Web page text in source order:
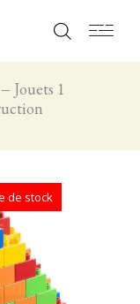
Jouets 1
de stock